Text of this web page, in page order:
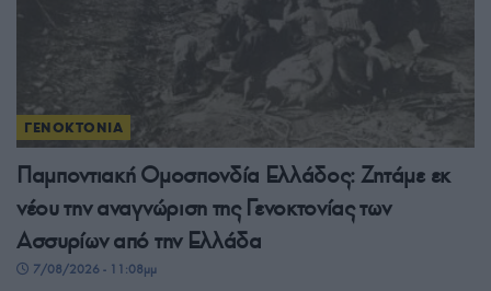
ΓΕΝΟΚΤΟΝΙΑ
Παμποντιακή Ομοσπονδία Ελλάδος: Ζητάμε εκ
νέου την αναγνώριση της Γενοκτονίας των
Ασσυρίων από την Ελλάδα
7/08/2026 - 11:08μμ